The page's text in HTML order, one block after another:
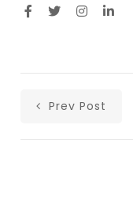
Prev Post